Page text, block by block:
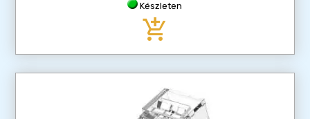
Készleten
add_shopping_cart